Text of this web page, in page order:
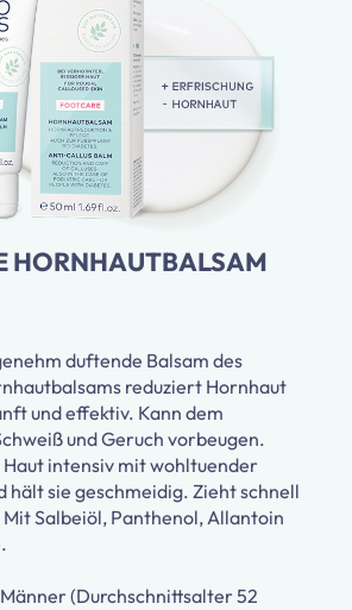
HORNHAUTBALSAM
duftende Balsam des
reduziert Hornhaut
und effektiv. Kann dem
und Geruch vorbeugen.
intensiv mit wohltuender
hält sie geschmeidig. Zieht schnell
Salbeiöl, Panthenol, Allantoin
Männer (Durchschnittsalter 52